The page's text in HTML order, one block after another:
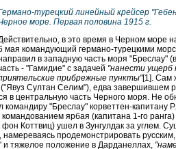
турецкий линейный крейсер
море. Первая половина 1915 г.
в это время в Черном море
мая командующий германо-турецкими
в западную часть моря "Бреслау"
- "Гамидие" с задачей "нанести ущерб
прибрежные пункты"[1]. Сам
Султан Селим"), едва завершившем
в центральную часть Черного моря. Не
"Бреслау" корветтен-капитану
ярбая (капитана 1-го
фон Коттвиц) ушел в Зунгулдак за углем.
продемонстрировать
тяжелое положение в Дарданеллах,